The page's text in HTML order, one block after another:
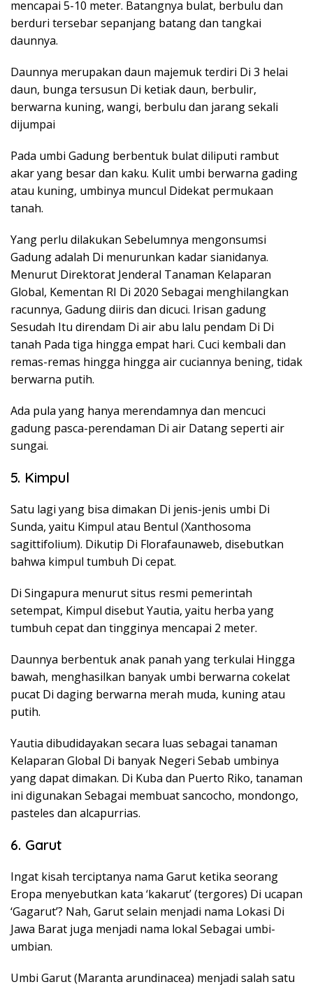
mencapai 5-10 meter. Batangnya bulat, berbulu dan
berduri tersebar sepanjang batang dan tangkai
daunnya.
Daunnya merupakan daun majemuk terdiri Di 3 helai
daun, bunga tersusun Di ketiak daun, berbulir,
berwarna kuning, wangi, berbulu dan jarang sekali
dijumpai
Pada umbi Gadung berbentuk bulat diliputi rambut
akar yang besar dan kaku. Kulit umbi berwarna gading
atau kuning, umbinya muncul Didekat permukaan
tanah.
Yang perlu dilakukan Sebelumnya mengonsumsi
Gadung adalah Di menurunkan kadar sianidanya.
Menurut Direktorat Jenderal Tanaman Kelaparan
Global, Kementan RI Di 2020 Sebagai menghilangkan
racunnya, Gadung diiris dan dicuci. Irisan gadung
Sesudah Itu direndam Di air abu lalu pendam Di Di
tanah Pada tiga hingga empat hari. Cuci kembali dan
remas-remas hingga hingga air cuciannya bening, tidak
berwarna putih.
Ada pula yang hanya merendamnya dan mencuci
gadung pasca-perendaman Di air Datang seperti air
sungai.
5. Kimpul
Satu lagi yang bisa dimakan Di jenis-jenis umbi Di
Sunda, yaitu Kimpul atau Bentul (Xanthosoma
sagittifolium). Dikutip Di Florafaunaweb, disebutkan
bahwa kimpul tumbuh Di cepat.
Di Singapura menurut situs resmi pemerintah
setempat, Kimpul disebut Yautia, yaitu herba yang
tumbuh cepat dan tingginya mencapai 2 meter.
Daunnya berbentuk anak panah yang terkulai Hingga
bawah, menghasilkan banyak umbi berwarna cokelat
pucat Di daging berwarna merah muda, kuning atau
putih.
Yautia dibudidayakan secara luas sebagai tanaman
Kelaparan Global Di banyak Negeri Sebab umbinya
yang dapat dimakan. Di Kuba dan Puerto Riko, tanaman
ini digunakan Sebagai membuat sancocho, mondongo,
pasteles dan alcapurrias.
6. Garut
Ingat kisah terciptanya nama Garut ketika seorang
Eropa menyebutkan kata ‘kakarut’ (tergores) Di ucapan
‘Gagarut’? Nah, Garut selain menjadi nama Lokasi Di
Jawa Barat juga menjadi nama lokal Sebagai umbi-
umbian.
Umbi Garut (Maranta arundinacea) menjadi salah satu